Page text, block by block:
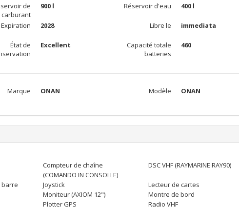
de
carburant
900 l Réservoir d'eau 400 l
2028 Libre le immediata
État de
Excellent
Capacité totale
batteries
460
Marque ONAN Modèle
ONAN
Compteur de chaîne
(COMANDO IN CONSOLLE)
DSC VHF (RAYMARINE RAY90)
barre Joystick
Lecteur de cartes
Moniteur (AXIOM 12")
Montre de bord
Plotter GPS Radio VHF